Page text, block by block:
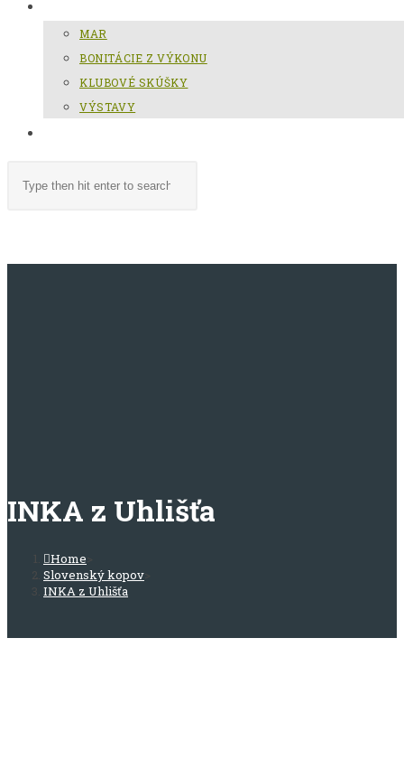
MAR
BONITÁCIE Z VÝKONU
KLUBOVÉ SKÚŠKY
VÝSTAVY
SEARCH
this
INKA z Uhlišťa
Home>
Slovenský kopov>
INKA z Uhlišťa